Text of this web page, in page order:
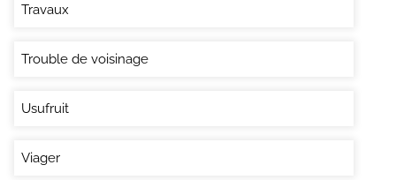
Travaux
Trouble de voisinage
Usufruit
Viager